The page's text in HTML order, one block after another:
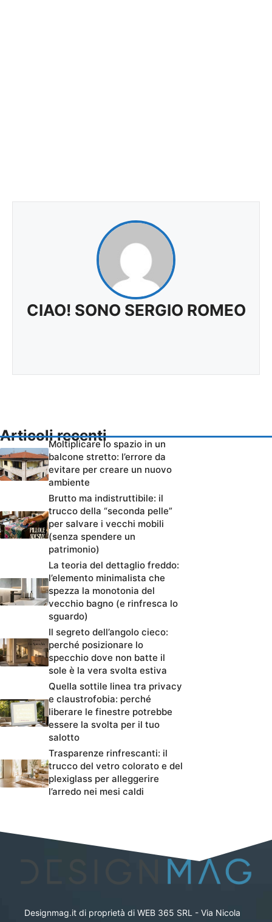
CIAO! SONO SERGIO ROMEO
Articoli recenti
Moltiplicare lo spazio in un
balcone stretto: l’errore da
evitare per creare un nuovo
ambiente
Brutto ma indistruttibile: il
trucco della “seconda pelle”
per salvare i vecchi mobili
(senza spendere un
patrimonio)
La teoria del dettaglio freddo:
l’elemento minimalista che
spezza la monotonia del
vecchio bagno (e rinfresca lo
sguardo)
Il segreto dell’angolo cieco:
perché posizionare lo
specchio dove non batte il
sole è la vera svolta estiva
Quella sottile linea tra privacy
e claustrofobia: perché
liberare le finestre potrebbe
essere la svolta per il tuo
salotto
Trasparenze rinfrescanti: il
trucco del vetro colorato e del
plexiglass per alleggerire
l’arredo nei mesi caldi
Designmag.it di proprietà di WEB 365 SRL - Via Nicola